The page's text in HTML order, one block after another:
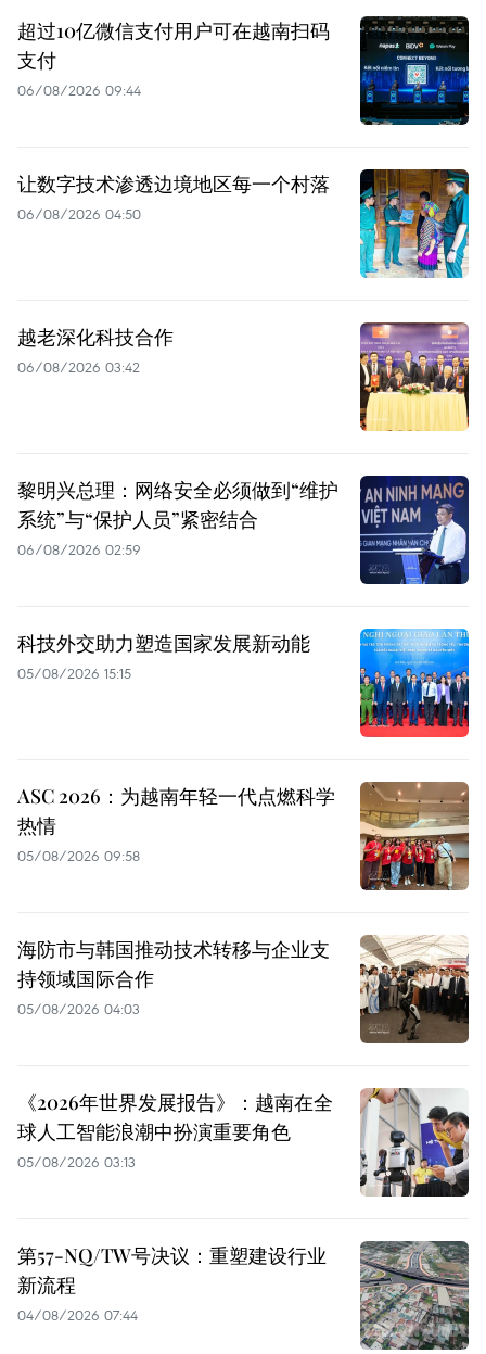
超过10亿微信支付用户可在越南扫码
支付
06/08/2026 09:44
让数字技术渗透边境地区每一个村落
06/08/2026 04:50
越老深化科技合作
06/08/2026 03:42
黎明兴总理：网络安全必须做到“维护
系统”与“保护人员”紧密结合
06/08/2026 02:59
科技外交助力塑造国家发展新动能
05/08/2026 15:15
ASC 2026：为越南年轻一代点燃科学
热情
05/08/2026 09:58
海防市与韩国推动技术转移与企业支
持领域国际合作
05/08/2026 04:03
《2026年世界发展报告》：越南在全
球人工智能浪潮中扮演重要角色
05/08/2026 03:13
第57-NQ/TW号决议：重塑建设行业
新流程
04/08/2026 07:44